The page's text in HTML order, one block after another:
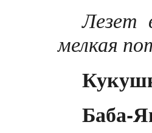
Лезет
мелкая
Баба-